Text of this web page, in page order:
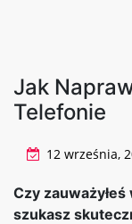
Jak
Telefonie
12 września,
Czy
szukasz